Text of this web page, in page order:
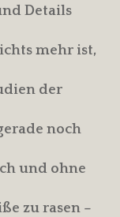
Details
mehr ist,
der
noch
und ohne
zu rasen –